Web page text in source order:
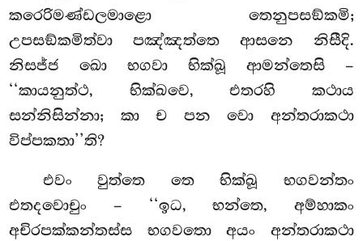
කරෙරිමණ්ඩලමාළො තෙනුපසඞ්කමි;
උපසඞ්කමිත්වා පඤ්ඤත්තෙ ආසනෙ නිසීදි.
නිසජ්ජ ඛො භගවා භික්ඛූ ආමන්තෙසි –
‘‘කායනුත්ථ, භික්ඛවෙ, එතරහි කථාය
සන්නිසින්නා; කා ච පන වො අන්තරාකථා
විප්පකතා’’ති?
එවං වුත්තෙ තෙ භික්ඛූ භගවන්තං
එතදවොචුං – ‘‘ඉධ, භන්තෙ, අම්හාකං
අචිරපක්කන්තස්ස භගවතො අයං අන්තරාකථා